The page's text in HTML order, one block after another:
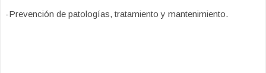
-Prevención de patologías, tratamiento y mantenimiento.